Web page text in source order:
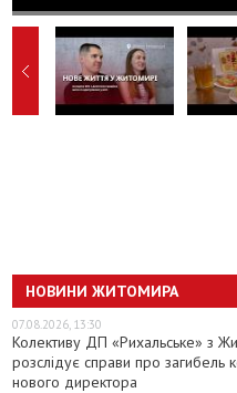
НОВИНИ ЖИТОМИРА
07.08.2026, 13:30
Колективу ДП «Рихальське» з
розслідує справи про загибель
нового директора